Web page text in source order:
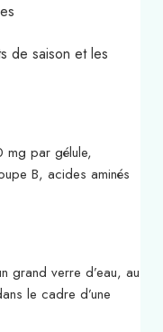
de saison et les
mg par gélule,
B, acides aminés
grand verre d’eau, au
le cadre d’une